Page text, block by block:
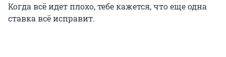
Когда всё идет плохо, тебе кажется, что еще одна
ставка всё исправит.